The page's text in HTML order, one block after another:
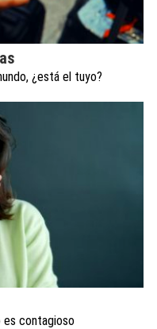
¿está el tuyo?
es contagioso